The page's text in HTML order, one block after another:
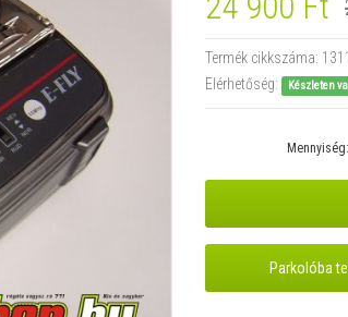
Termék cikkszáma: 1311
Elérhetőség:
Készleten
Mennyiség:
Parkolóba